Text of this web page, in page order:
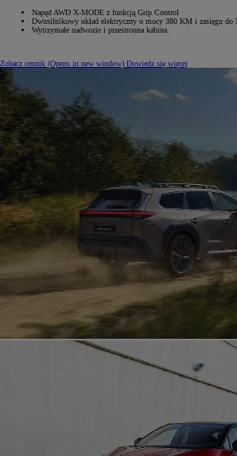
Napęd AWD X-MODE z funkcją Grip Control
Dwusilnikowy układ elektryczny o mocy 380 KM i zasięgu do
Wytrzymałe nadwozie i przestronna kabina
Zobacz cennik (Opens in new window) Dowiedz się więcej